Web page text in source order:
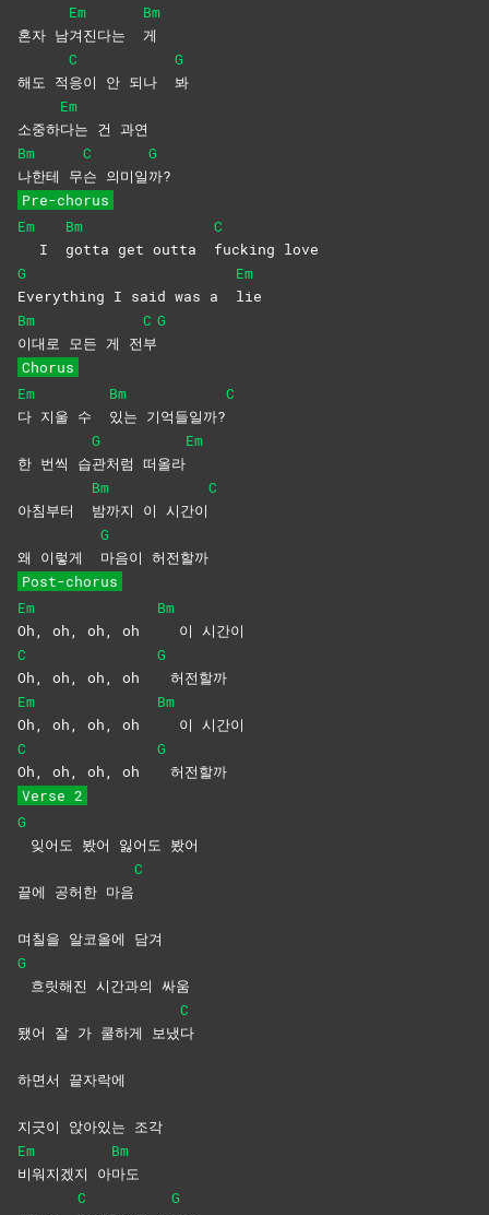
혼자 남
Em
겨진다는
Bm
게
해도 적
C
응이 안 되나
G
봐
소중하
Em
다는 건 과연
Bm
나한테 무
C
슨 의미일
G
까?
Pre-chorus
Em
I
Bm
gotta get outta
C
fucking love
G
Everything I said was a
Em
lie
Bm
이대로 모든 게 전
C
부
G
Chorus
Em
다 지울 수
Bm
있는 기억들일까?
C
한 번씩 습
G
관처럼 떠올라
Em
아침부터
Bm
밤까지 이 시간이
C
왜 이렇게
G
마음이 허전할까
Post-chorus
Em
Oh, oh, oh, oh
Bm
이 시간이
C
Oh, oh, oh, oh
G
허전할까
Em
Oh, oh, oh, oh
Bm
이 시간이
C
Oh, oh, oh, oh
G
허전할까
Verse 2
G
잊어도 봤어 잃어도 봤어
끝에 공허한 마음
C
며칠을 알코올에 담겨
G
흐릿해진 시간과의 싸움
됐어 잘 가 쿨하게 보냈
C
다
하면서 끝자락에
지긋이 앉아있는 조각
Em
비워지겠지 아
Bm
마도
C
G